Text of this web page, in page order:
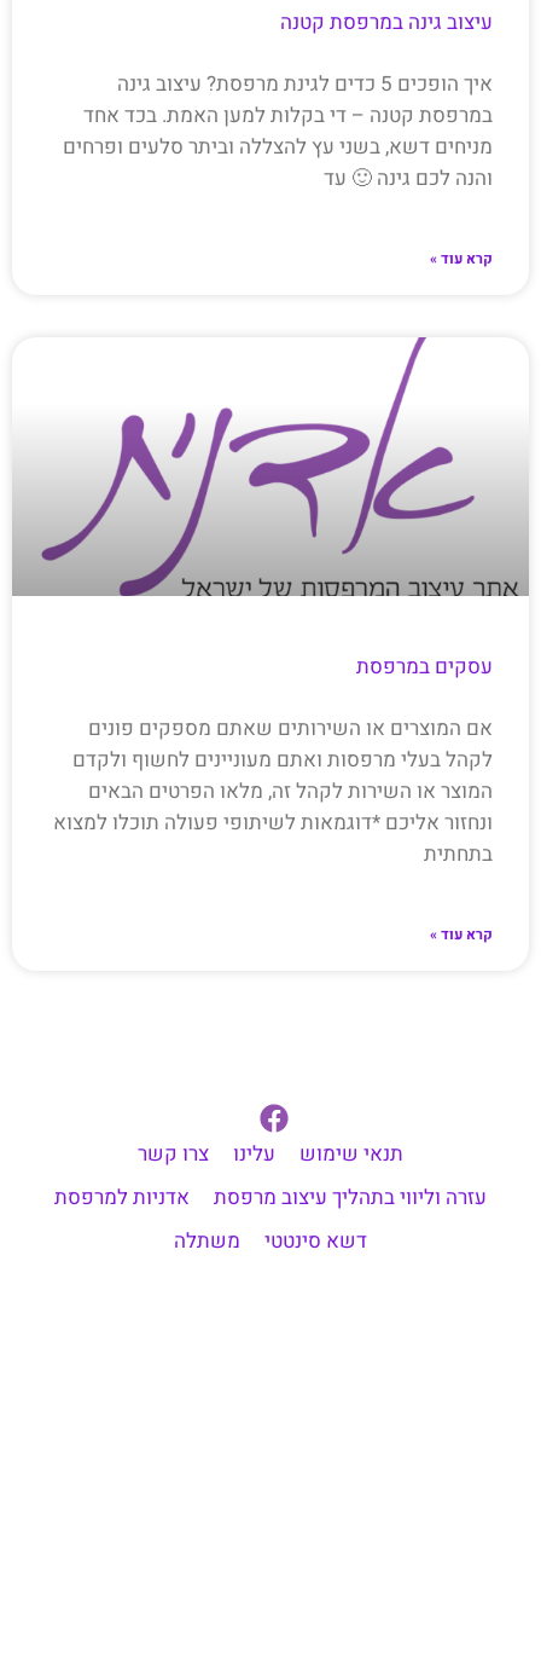
עיצוב גינה במרפסת קטנה
איך הופכים 5 כדים לגינת מרפסת? עיצוב גינה
במרפסת קטנה – די בקלות למען האמת. בכד אחד
מניחים דשא, בשני עץ להצללה וביתר סלעים ופרחים
והנה לכם גינה 🙂 עד
קרא עוד »
עסקים במרפסת
אם המוצרים או השירותים שאתם מספקים פונים
לקהל בעלי מרפסות ואתם מעוניינים לחשוף ולקדם
המוצר או השירות לקהל זה, מלאו הפרטים הבאים
ונחזור אליכם *דוגמאות לשיתופי פעולה תוכלו למצוא
בתחתית
קרא עוד »
תנאי שימוש עלינו
צרו קשר
עזרה וליווי בתהליך עיצוב מרפסת
אדניות למרפסת
דשא סינטטי
משתלה